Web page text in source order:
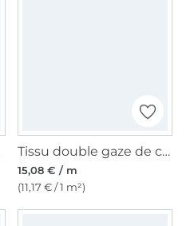
Tissu double gaze de coton Amour de fleurs, blanc
15,08 € / m
(11,17 € / 1 m²)